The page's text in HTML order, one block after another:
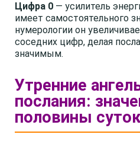
Цифра 0 — усилитель
имеет самостоятельного
нумерологии он
соседних цифр, делая
значимым.
Утренние
послания:
половины